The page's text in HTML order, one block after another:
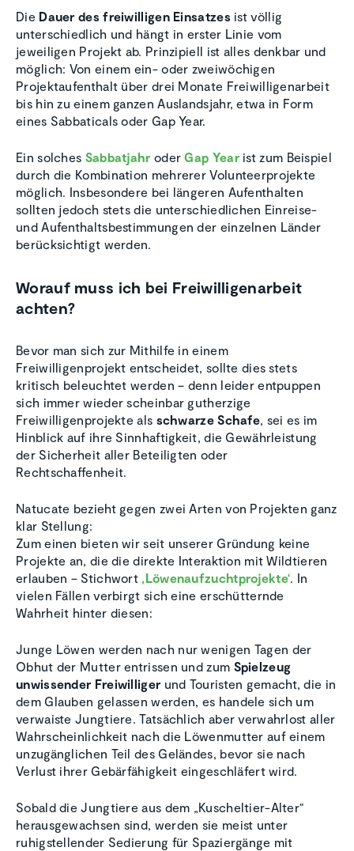
Die Dauer des freiwilligen Einsatzes ist völlig
unterschiedlich und hängt in erster Linie vom
jeweiligen Projekt ab. Prinzipiell ist alles denkbar und
möglich: Von einem ein- oder zweiwöchigen
Projektaufenthalt über drei Monate Freiwilligenarbeit
bis hin zu einem ganzen Auslandsjahr, etwa in Form
eines Sabbaticals oder Gap Year.
Ein solches Sabbatjahr oderGap Yearist zum Beispiel
durch die Kombination mehrerer Volunteerprojekte
möglich. Insbesondere bei längeren Aufenthalten
sollten jedoch stets die unterschiedlichen Einreise-
und Aufenthaltsbestimmungen der einzelnen Länder
berücksichtigt werden.
Worauf muss ich bei Freiwilligenarbeit
achten?
Bevor man sich zur Mithilfe in einem
Freiwilligenprojekt entscheidet, sollte dies stets
kritisch beleuchtet werden – denn leider entpuppen
sich immer wieder scheinbar gutherzige
Freiwilligenprojekte als schwarze Schafe, sei es im
Hinblick auf ihre Sinnhaftigkeit, die Gewährleistung
der Sicherheit aller Beteiligten oder
Rechtschaffenheit.
Natucate bezieht gegen zwei Arten von Projekten ganz
klar Stellung:
Zum einen bieten wir seit unserer Gründung keine
Projekte an, die die direkte Interaktion mit Wildtieren
erlauben – Stichwort ‚Löwenaufzuchtprojekte‘. In
vielen Fällen verbirgt sich eine erschütternde
Wahrheit hinter diesen:
Junge Löwen werden nach nur wenigen Tagen der
Obhut der Mutter entrissen und zum Spielzeug
unwissender Freiwilliger und Touristen gemacht, die in
dem Glauben gelassen werden, es handele sich um
verwaiste Jungtiere. Tatsächlich aber verwahrlost aller
Wahrscheinlichkeit nach die Löwenmutter auf einem
unzugänglichen Teil des Geländes, bevor sie nach
Verlust ihrer Gebärfähigkeit eingeschläfert wird.
Sobald die Jungtiere aus dem „Kuscheltier-Alter“
herausgewachsen sind, werden sie meist unter
ruhigstellender Sedierung für Spaziergänge mit